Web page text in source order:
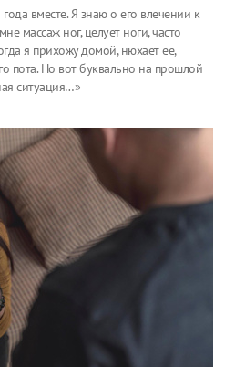
вместе. Я знаю о его влечении к
массаж ног, целует ноги, часто
я прихожу домой, нюхает ее,
пота. Но вот буквально на прошлой
ситуация…»